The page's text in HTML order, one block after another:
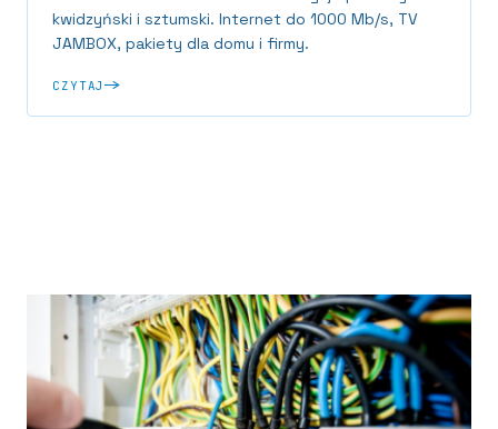
kwidzyński i sztumski. Internet do 1000 Mb/s, TV
JAMBOX, pakiety dla domu i firmy.
CZYTAJ